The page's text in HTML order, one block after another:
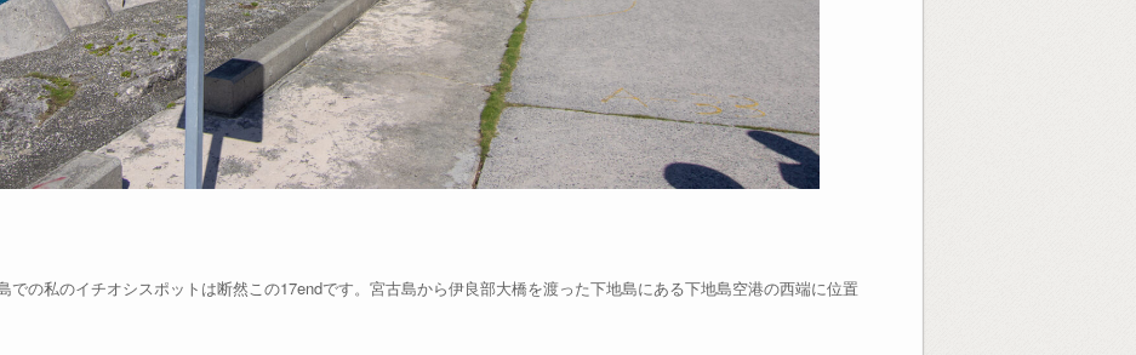
での私のイチオシスポットは断然この17endです。宮古島から伊良部大橋を渡った下地島にある下地島空港の西端に位置